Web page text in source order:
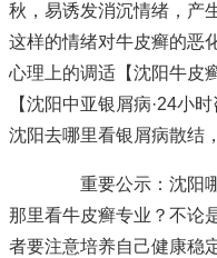
秋，易诱发消沉情绪，产
这样的情绪对牛皮癣的恶
心理上的调适 【沈阳牛皮
【沈阳中亚银屑病·24小
沈阳去哪里看银屑病散结
重要公示：沈阳哪
那里看牛皮癣专业？不论
者要注意培养自己健康稳